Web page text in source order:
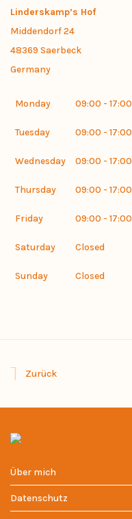
Linderskamp’s Hof
Middendorf 24
48369 Saerbeck
Germany
Monday 09:00 - 17:00
Tuesday 09:00 - 17:00
Wednesday 09:00 - 17:00
Thursday 09:00 - 17:00
Friday 09:00 - 17:00
Saturday Closed
Sunday Closed
Zurück
Über mich
Datenschutz